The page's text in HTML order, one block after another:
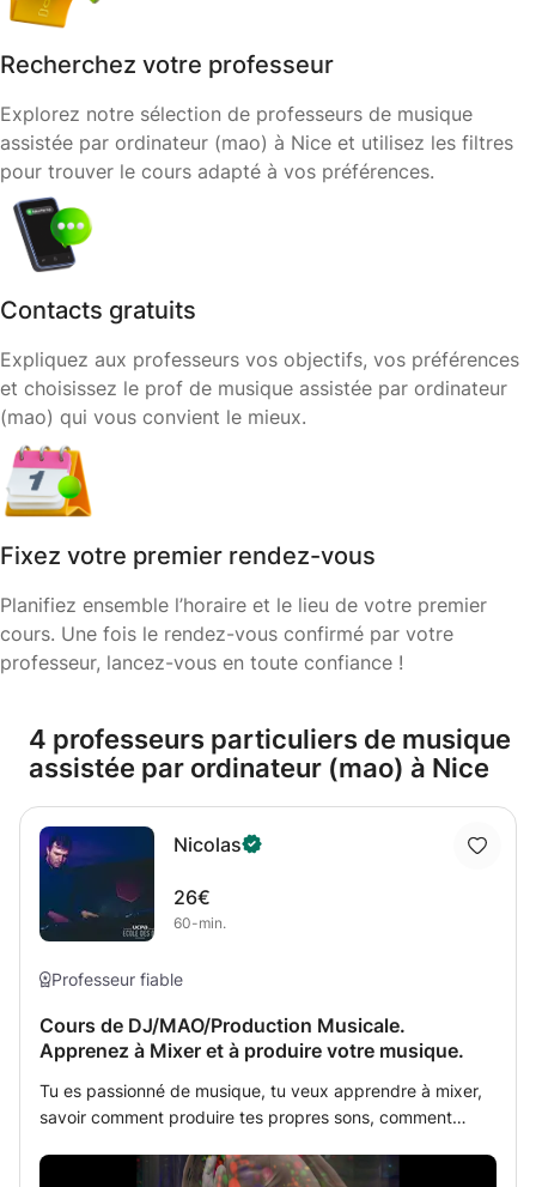
Recherchez votre professeur
Explorez notre sélection de professeurs de musique
assistée par ordinateur (mao) à Nice et utilisez les filtres
pour trouver le cours adapté à vos préférences.
Contacts gratuits
Expliquez aux professeurs vos objectifs, vos préférences
et choisissez le prof de musique assistée par ordinateur
(mao) qui vous convient le mieux.
Fixez votre premier rendez-vous
Planifiez ensemble l’horaire et le lieu de votre premier
cours. Une fois le rendez-vous confirmé par votre
professeur, lancez-vous en toute confiance !
4 professeurs particuliers de musique
assistée par ordinateur (mao) à Nice
Nicolas
26€
60-min.
Professeur fiable
Cours de DJ/MAO/Production Musicale.
Apprenez à Mixer et à produire votre musique.
Tu es passionné de musique, tu veux apprendre à mixer,
savoir comment produire tes propres sons, comment
peut-être t'aider. Je m'appel Nicolas, je suis DJ